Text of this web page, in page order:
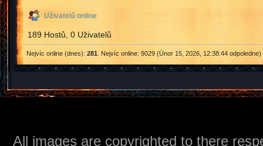
Uživatelů online
189 Hostů, 0 Uživatelů
Nejvíc online (dnes):281 . Nejvíc online: 9029 (Únor 15, 2026, 12:38:44 odpoledne)
All images are copyrighted to there